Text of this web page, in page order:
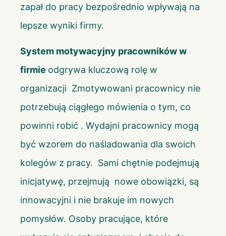
zapał do pracy bezpośrednio wpływają na
lepsze wyniki firmy.
System motywacyjny pracowników w
firmie odgrywa kluczową rolę w
organizacji Zmotywowani pracownicy nie
potrzebują ciągłego mówienia o tym, co
powinni robić . Wydajni pracownicy mogą
być wzorem do naśladowania dla swoich
kolegów z pracy. Sami chętnie podejmują
inicjatywę, przejmują nowe obowiązki, są
innowacyjni i nie brakuje im nowych
pomysłów. Osoby pracujące, które